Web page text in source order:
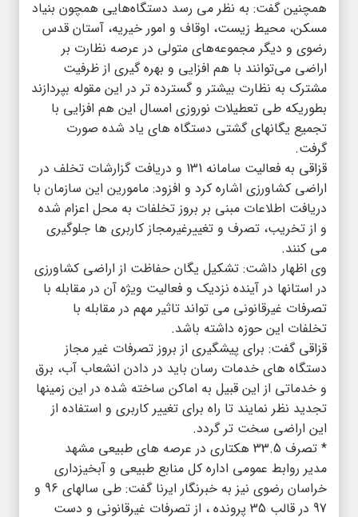
همچنین گفت: به نظر می رسد دستگاه‌هایی همچون بنیاد
مسکن، محیط زیست، اوقاف و امور خیریه، آستان قدس
رضوی و دیگر مجموعه‌های متولی در عرصه نظارت بر
اراضی می‌توانند با هم افزایی و بهره گیری از ظرفیت
مشترک به نظارت بیشتر و گسترده تر در این مقوله بپردازند
بطوریکه طی تعطیلات نوروزی امسال این هم افزایی با
تجمیع یگانهای گشتی دستگاه های یاد شده صورت
گرفت.
قزاقی به فعالیت سامانه 131 و دریافت گزارشات تخلف در
اراضی کشاورزی اشاره کرد و افزود: مامورین این سازمان با
دریافت اطلاعات مبنی بر بروز تخلفات به محل اعزام شده
و از تخریب، تصرف و تغییرغیرمجاز کاربری ها جلوگیری
می کنند.
وی اظهار داشت: تشکیل یگان حفاظت از اراضی کشاورزی
در استانها در آینده نزدیک و فعالیت ویژه آن در مقابله با
تصرفات غیرقانونی می تواند تاثیر مهم در مقابله با
تخلفات این حوزه داشته باشد.
قزاقی گفت: برای پیشگیری از بروز تصرفات غیر مجاز
دستگاه های خدمات رسان باید در دادن انشعاب آب، برق
و خدماتی از این قبیل به اماکن ساخته شده در این زمینها
تجدید نظر نمایند تا راه برای تغییر کاربری و استفاده از
این اراضی سخت تر گردد.
* تصرف 33.5 هکتاری در عرصه های طبیعی مشهد
مدیر روابط عمومی اداره کل منابع طبیعی و آبخیزداری
خراسان رضوی نیز به خبرنگار ایرنا گفت: طی سالهای 96 و
97 در قالب 35 پرونده ، از تصرفات غیرقانونی و دست